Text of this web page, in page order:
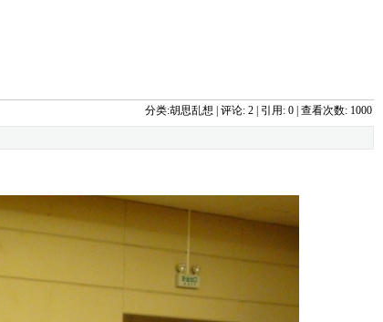
分类:胡思乱想 评论: 2 | 引用: 0 | 查看次数: 1000